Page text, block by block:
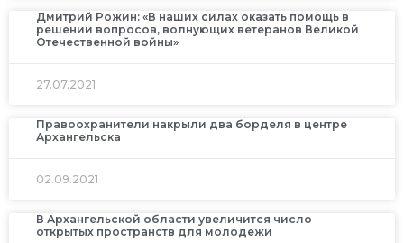
Дмитрий Рожин: «В наших силах оказать помощь в
решении вопросов, волнующих ветеранов Великой
Отечественной войны»
27.07.2021
Правоохранители накрыли два борделя в центре
Архангельска
02.09.2021
В Архангельской области увеличится число
открытых пространств для молодежи